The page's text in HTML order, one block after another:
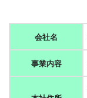
会社名
事業内容